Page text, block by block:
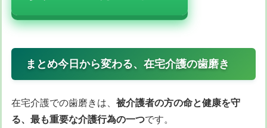
まとめ今日から変わる、在宅介護の歯磨き
在宅介護での歯磨きは、 被介護者の方の命と健康を守
る、最も重要な介護行為の一つです。